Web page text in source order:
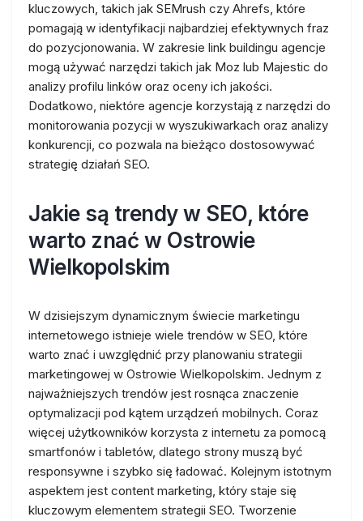
kluczowych, takich jak SEMrush czy Ahrefs, które
pomagają w identyfikacji najbardziej efektywnych fraz
do pozycjonowania. W zakresie link buildingu agencje
mogą używać narzędzi takich jak Moz lub Majestic do
analizy profilu linków oraz oceny ich jakości.
Dodatkowo, niektóre agencje korzystają z narzędzi do
monitorowania pozycji w wyszukiwarkach oraz analizy
konkurencji, co pozwala na bieżąco dostosowywać
strategię działań SEO.
Jakie są trendy w SEO, które
warto znać w Ostrowie
Wielkopolskim
W dzisiejszym dynamicznym świecie marketingu
internetowego istnieje wiele trendów w SEO, które
warto znać i uwzględnić przy planowaniu strategii
marketingowej w Ostrowie Wielkopolskim. Jednym z
najważniejszych trendów jest rosnąca znaczenie
optymalizacji pod kątem urządzeń mobilnych. Coraz
więcej użytkowników korzysta z internetu za pomocą
smartfonów i tabletów, dlatego strony muszą być
responsywne i szybko się ładować. Kolejnym istotnym
aspektem jest content marketing, który staje się
kluczowym elementem strategii SEO. Tworzenie